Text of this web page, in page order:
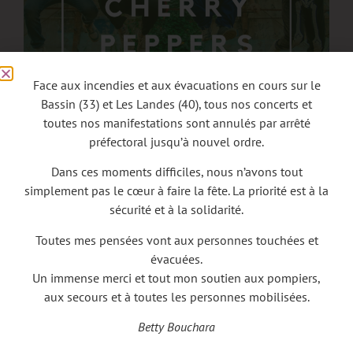
RED HOT CHERRY PEPPERS en concert à HRUN à LE
CANTROIS EN SOLOGNE (41), le 12 septembre 2026, un
évènement Betty Bouchara Productions.
Face aux incendies et aux évacuations en cours sur le
Bassin (33) et Les Landes (40), tous nos concerts et
toutes nos manifestations sont annulés par arrêté
préfectoral jusqu’à nouvel ordre.
Dans ces moments difficiles, nous n’avons tout
simplement pas le cœur à faire la fête. La priorité est à la
sécurité et à la solidarité.
Toutes mes pensées vont aux personnes touchées et
évacuées.
Un immense merci et tout mon soutien aux pompiers,
aux secours et à toutes les personnes mobilisées.
Betty Bouchara